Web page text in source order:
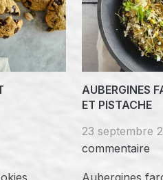
AUBERGINES
ET PISTACHE
23 septembre
commentaire
Aubergines